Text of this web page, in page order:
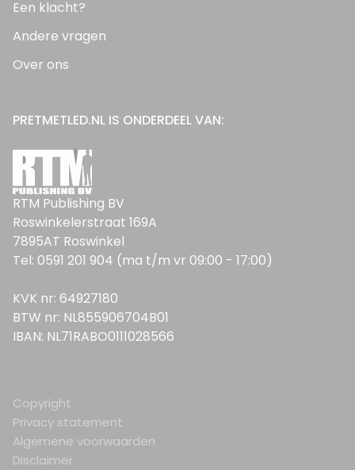
Een klacht?
Andere vragen
Over ons
PRETMETLED.NL IS ONDERDEEL VAN:
RTM Publishing BV
Roswinkelerstraat 169A
7895AT Roswinkel
Tel: 0591 201 904 (ma t/m vr 09:00 - 17:00)
KVK nr: 64927180
BTW nr: NL855906704B01
IBAN: NL71RABO0111028566
Copyright
Privacy statement
Algemene voorwaarden
Disclaimer